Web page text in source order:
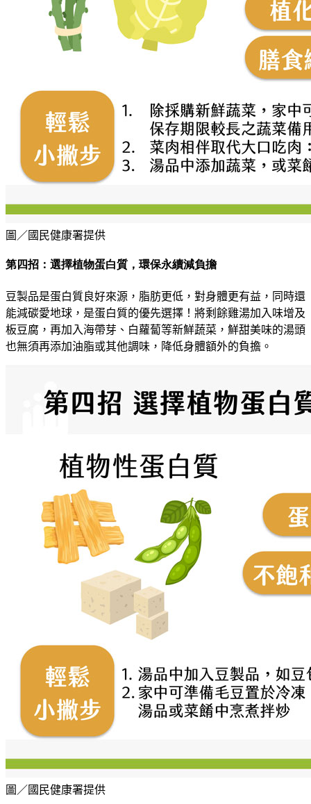
圖／國民健康署提供
第四招：選擇植物蛋白質，環保永續減負擔
豆製品是蛋白質良好來源，脂肪更低 ， 對身體更有益 ， 同時還
能減碳愛地球，是蛋白質的優先選擇！將剩餘雞湯加入味增及
板豆腐，再加入海帶芽、白蘿蔔等新鮮蔬菜，鮮甜美味的湯頭
也無須再添加油脂或其他調味 ， 降低身體額外的負擔 。
圖／國民健康署提供